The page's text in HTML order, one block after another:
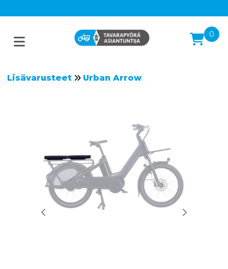
0
Lisävarusteet Urban Arrow